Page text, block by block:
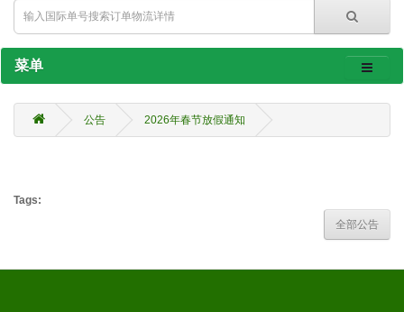
菜单
公告 2026年春节放假通知
Tags:
全部公告